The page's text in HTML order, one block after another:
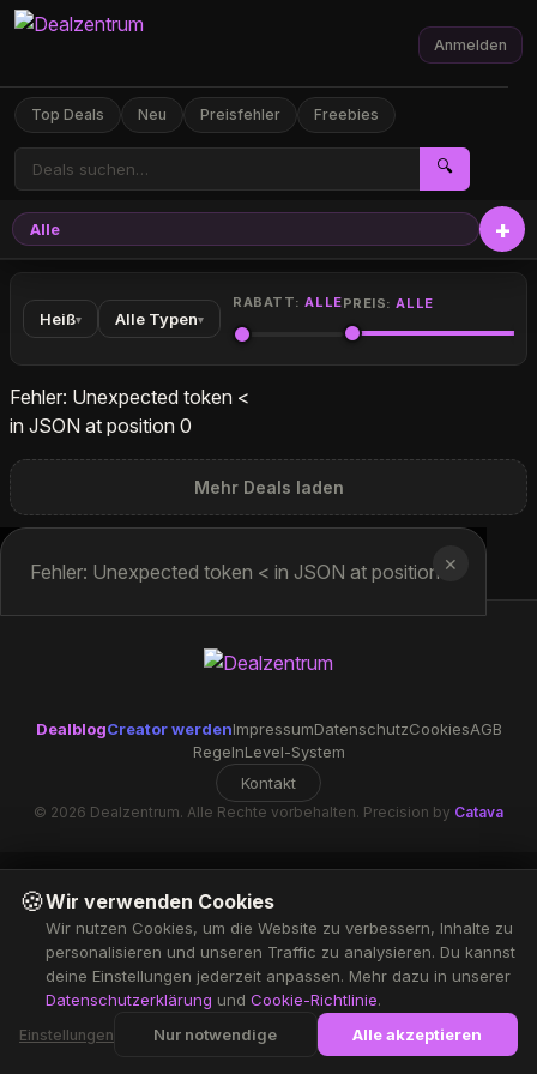
Top Deals Neu Preisfehler Freebies
🔍
Anmelden
Alle
Heiß▾ Alle Typen▾
RABATT:ALLEPREIS:ALLE
Fehler: Unexpected token <
in JSON at position 0
Mehr Deals laden
✕
Fehler: Unexpected token < in JSON at position 0
DealblogCreator werdenImpressumDatenschutzCookiesAGB
RegelnLevel-System
Kontakt
© 2026 Dealzentrum. Alle Rechte vorbehalten. Precision by Catava
🍪Wir verwenden Cookies
Wir nutzen Cookies, um die Website zu verbessern, Inhalte zu
personalisieren und unseren Traffic zu analysieren. Du kannst
deine Einstellungen jederzeit anpassen. Mehr dazu in unserer
Datenschutzerklärung und Cookie-Richtlinie.
Einstellungen Nur notwendige Alle akzeptieren